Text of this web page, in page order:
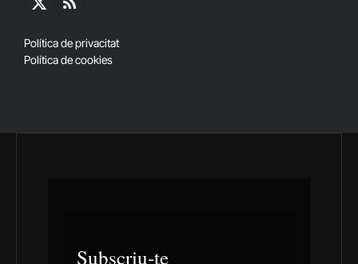
X
RSS
Política de privacitat
Política de cookies